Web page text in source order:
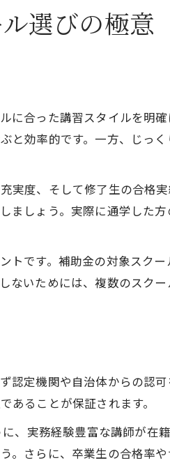
すならドローンスクール活用法
クール活用で効率的な資格取得
ドローンスクールで資格を取る
クール選びが資格合格率に与
クールで最短資格取得を目指
効率良いドローンスクールの
クール仙台の集中講座の特徴
ル調整で最短合格を狙うポイ
必要なドローンスクールの手順
クールで体験できる実技講習
強いドローンスクールの学習法
クールの座学と実技のバラン
れる？仙台での取得事情に迫
選びの極意
に合った講習スタイルを明
効率的です。一方、じっ
実度、そして修了生の合格
しょう。実際に通学した
トです。補助金の対象スク
ないためには、複数のスク
定機関や自治体からの認
ることが保証されます。
、実務経験豊富な講師が在
。さらに、卒業生の合格率